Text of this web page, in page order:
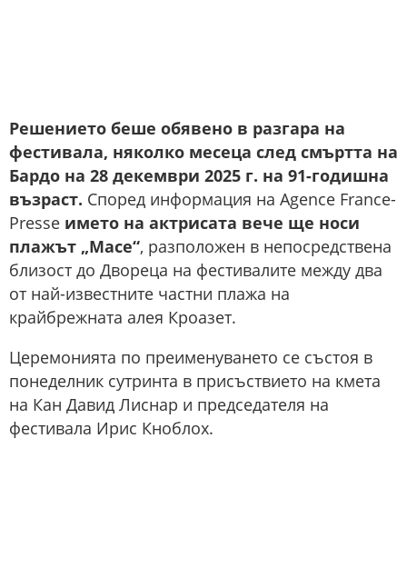
Решението беше обявено в разгара на
фестивала, няколко месеца след смъртта на
Бардо на 28 декември 2025 г. на 91-годишна
възраст. Според информация на Agence France-
Presse името на актрисата вече ще носи
плажът „Масе“, разположен в непосредствена
близост до Двореца на фестивалите между два
от най-известните частни плажа на
крайбрежната алея Кроазет.
Церемонията по преименуването се състоя в
понеделник сутринта в присъствието на кмета
на Кан Давид Лиснар и председателя на
фестивала Ирис Кноблох.